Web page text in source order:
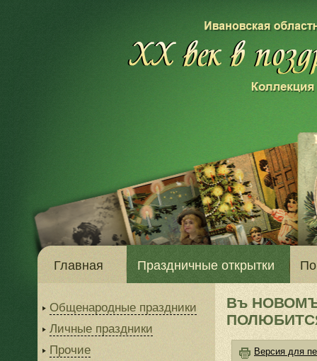
Главная Праздничные открытки
Общенародные праздники
Личные праздники
Прочие
Въ
Версия для